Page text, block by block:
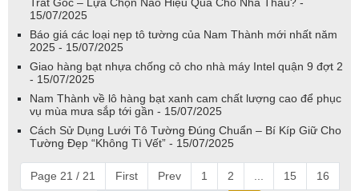
Trát Góc – Lựa Chọn Nào Hiệu Quả Cho Nhà Thầu? -
15/07/2025
Báo giá các loại nẹp tô tường của Nam Thành mới nhất năm
2025 - 15/07/2025
Giao hàng bạt nhựa chống cỏ cho nhà máy Intel quận 9 đợt 2
- 15/07/2025
Nam Thành về lô hàng bạt xanh cam chất lượng cao để phục
vụ mùa mưa sắp tới gần - 15/07/2025
Cách Sử Dụng Lưới Tô Tường Đúng Chuẩn – Bí Kíp Giữ Cho
Tường Đẹp “Không Tì Vết” - 15/07/2025
Page 21 / 21 First Prev 1 2 ... 15 16